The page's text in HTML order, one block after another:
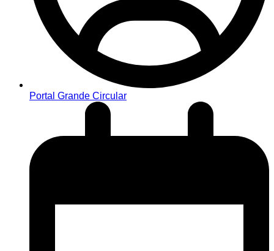
Portal Grande Circular